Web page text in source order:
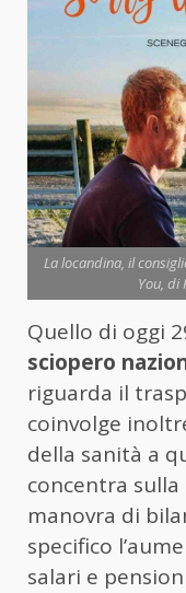
La locandina, il
You, di
Quello di oggi
sciopero
riguarda il
coinvolge
della sanità a
concentra
manovra di
specifico
salari e